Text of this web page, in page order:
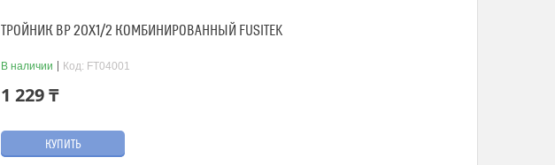
ТРОЙНИК ВР 20Х1/2 КОМБИНИРОВАННЫЙ FUSITEK
В наличии Код: FT04001
1 229 ₸
КУПИТЬ